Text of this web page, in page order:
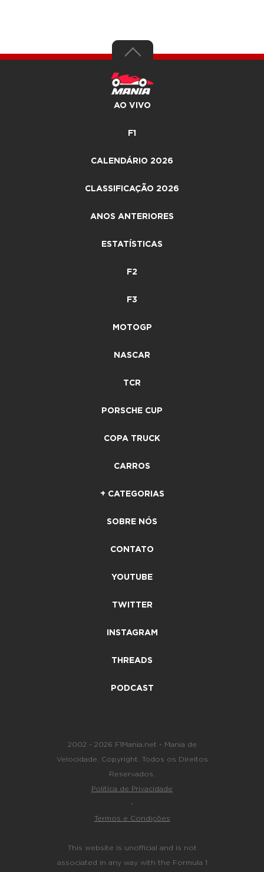
AO VIVO
F1
CALENDÁRIO 2026
CLASSIFICAÇÃO 2026
ANOS ANTERIORES
ESTATÍSTICAS
F2
F3
MOTOGP
NASCAR
TCR
PORSCHE CUP
COPA TRUCK
CARROS
+ CATEGORIAS
SOBRE NÓS
CONTATO
YOUTUBE
TWITTER
INSTAGRAM
THREADS
PODCAST
2002 - 2026 F1Mania.net - Mania de
Velocidade. Copyright. Todos os Direitos
Reservados.
Política de Privacidade
-
Termos e Condições
This website is unofficial and is not
associated in any way with the Formula 1